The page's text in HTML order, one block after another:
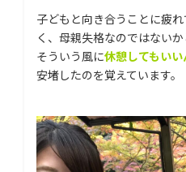
子どもと向き合うことに疲
く、母親失格なのではないか
そういう風に休憩してもいい
安堵したのを覚えています。